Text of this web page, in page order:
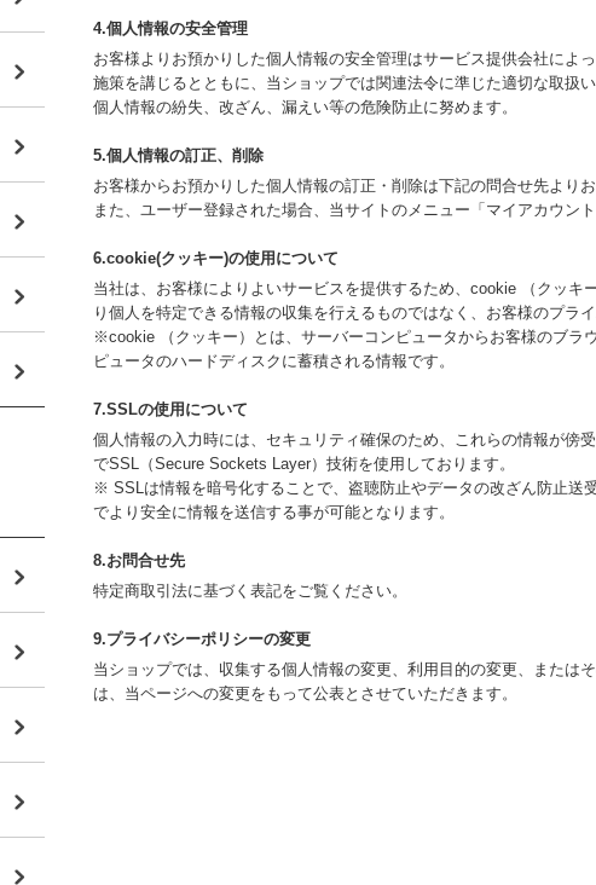
4.個人情報の安全管理
お客様よりお預かりした個人情報の安全管理はサービス提供会社によ
施策を講じるとともに、当ショップでは関連法令に準じた適切な取扱
個人情報の紛失、改ざん、漏えい等の危険防止に努めます。
5.個人情報の訂正、削除
お客様からお預かりした個人情報の訂正・削除は下記の問合せ先よりお
また、ユーザー登録された場合、当サイトのメニュー「マイアカウン
6.cookie(クッキー)の使用について
当社は、お客様によりよいサービスを提供するため、cookie （クッキ
り個人を特定できる情報の収集を行えるものではなく、お客様のプラ
※cookie （クッキー）とは、サーバーコンピュータからお客様のブラ
ピュータのハードディスクに蓄積される情報です。
7.SSLの使用について
個人情報の入力時には、セキュリティ確保のため、これらの情報が傍
でSSL（Secure Sockets Layer）技術を使用しております。
※ SSLは情報を暗号化することで、盗聴防止やデータの改ざん防止送
でより安全に情報を送信する事が可能となります。
8.お問合せ先
特定商取引法に基づく表記をご覧ください。
9.プライバシーポリシーの変更
当ショップでは、収集する個人情報の変更、利用目的の変更、または
は、当ページへの変更をもって公表とさせていただきます。